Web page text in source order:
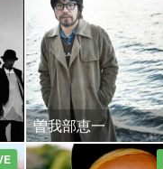
曽我部恵一